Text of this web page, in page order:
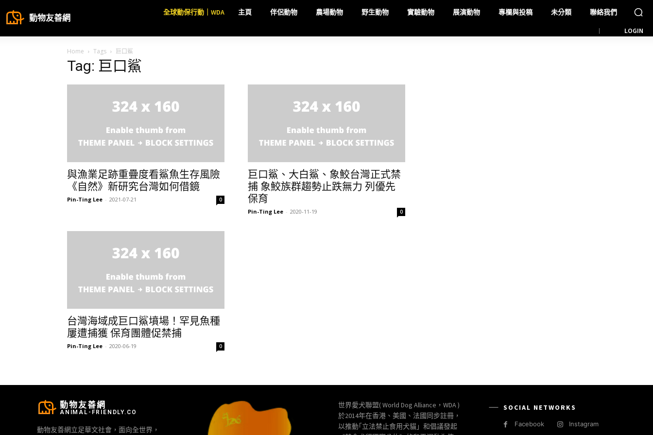
動物友善網
全球動保行動｜WDA 主頁 伴侶動物 農場動物 野生動物 實驗動物 展演動物 專欄與投稿 未分類 聯絡我們
LOGIN
Home Tags 巨口鯊
Tag: 巨口鯊
與漁業足跡重疊度看鯊魚生存風險
《自然》新研究台灣如何借鏡
Pin-Ting Lee - 2021-07-21 0
巨口鯊、大白鯊、象鮫台灣正式禁
捕 象鮫族群趨勢止跌無力 列優先
保育
Pin-Ting Lee - 2020-11-19 0
台灣海域成巨口鯊墳場！罕見魚種
屢遭捕獲 保育團體促禁捕
Pin-Ting Lee - 2020-06-19 0
動物友善網
ANIMAL-FRIENDLY.CO
動物友善網立足華文社會，面向全世界，
世界愛犬聯盟( World Dog Alliance，WDA )
於2014年在香港、美國、法國同步註冊，
以推動｢立法禁止食用犬貓」和倡議發起
SOCIAL NETWORKS
Facebook Instagram